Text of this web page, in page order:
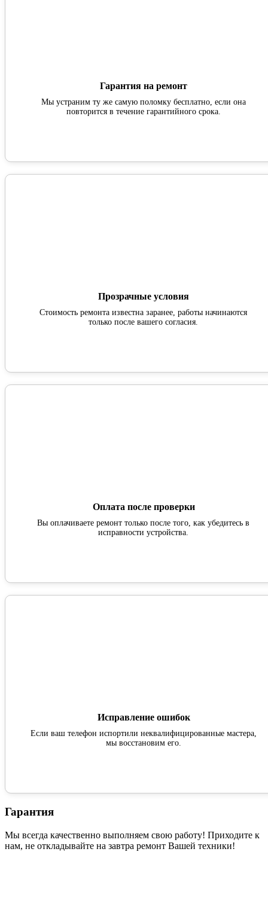
Гарантия на ремонт
Мы устраним ту же самую поломку бесплатно, если она
повторится в течение гарантийного срока.
Прозрачные условия
Стоимость ремонта известна заранее, работы начинаются
только после вашего согласия.
Оплата после проверки
Вы оплачиваете ремонт только после того, как убедитесь в
исправности устройства.
Исправление ошибок
Если ваш телефон испортили неквалифицированные мастера,
мы восстановим его.
Гарантия
Мы всегда качественно выполняем свою работу! Приходите к
нам, не откладывайте на завтра ремонт Вашей техники!